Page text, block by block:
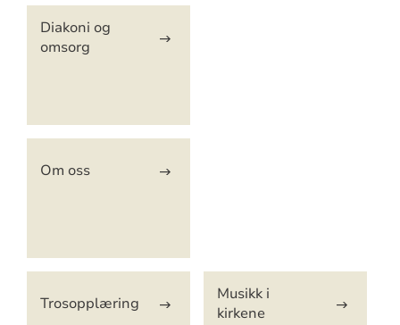
Artikkelsnarveger
Diakoni og
omsorg
Om oss
Trosopplæring
Musikk i
kirkene